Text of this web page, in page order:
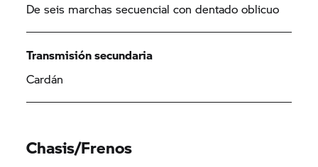
De seis marchas secuencial con dentado oblicuo
Transmisión secundaria
Cardán
Chasis/Frenos